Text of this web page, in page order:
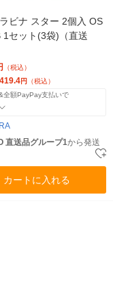
ビナ スター 2個入 OS
1セット(3袋)（直送
（税込）
419.4円 （税込）
全額PayPay支払いで
直送品グループ1から発送
カートに入れる